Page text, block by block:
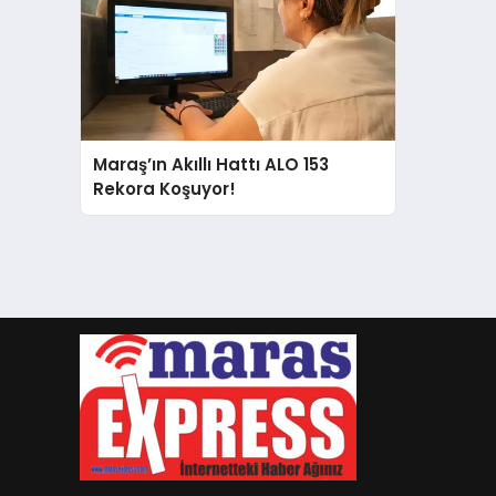
Maraş’ın Akıllı Hattı ALO 153
Rekora Koşuyor!